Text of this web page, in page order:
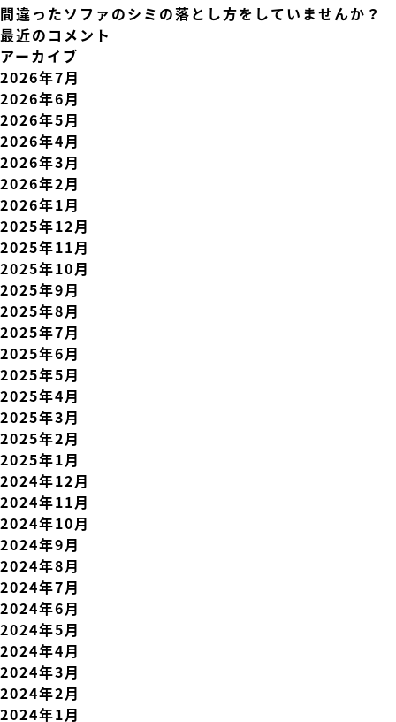
間違ったソファのシミの落とし方をしていませんか？
最近のコメント
アーカイブ
2026年7月
2026年6月
2026年5月
2026年4月
2026年3月
2026年2月
2026年1月
2025年12月
2025年11月
2025年10月
2025年9月
2025年8月
2025年7月
2025年6月
2025年5月
2025年4月
2025年3月
2025年2月
2025年1月
2024年12月
2024年11月
2024年10月
2024年9月
2024年8月
2024年7月
2024年6月
2024年5月
2024年4月
2024年3月
2024年2月
2024年1月